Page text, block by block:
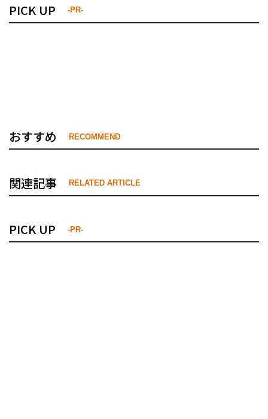
PICK UP -PR-
おすすめ RECOMMEND
関連記事 RELATED ARTICLE
PICK UP -PR-